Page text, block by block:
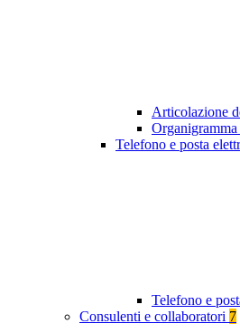
Articolazione
Organigramma
Telefono e posta
Telefono e
Consulenti e collaboratori 7